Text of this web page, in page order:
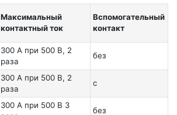
Максимальный
контактный ток
Вспомогательный
контакт
300 А при 500 В, 2
раза
без
300 А при 500 В, 2
раза
с
300 А при 500 В 3
без